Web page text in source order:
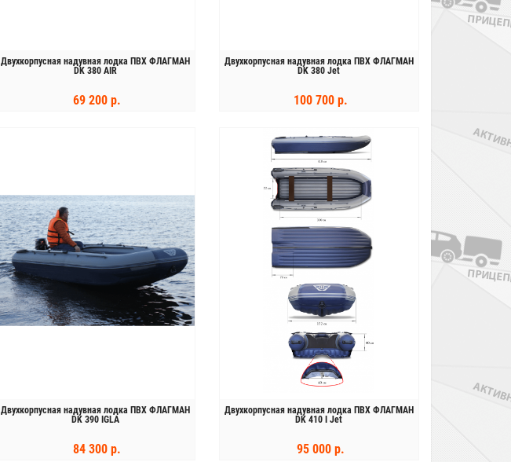
Двухкорпусная надувная лодка ПВХ ФЛАГМАН
DK 380 AIR
69 200 р.
Двухкорпусная надувная лодка ПВХ ФЛАГМАН
DK 380 Jet
100 700 р.
КУПИТЬ
Двухкорпусная надувная лодка ПВХ ФЛАГМАН
DK 390 IGLA
84 300 р.
Двухкорпусная надувная лодка ПВХ ФЛАГМАН
DK 410 I Jet
95 000 р.